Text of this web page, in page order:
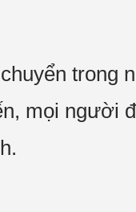
trong
mọi người